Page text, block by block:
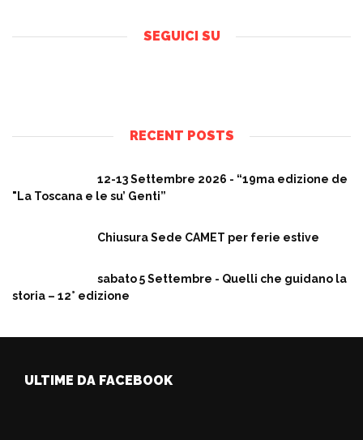
SEGUICI SU
RECENT POSTS
12-13 Settembre 2026 - “19ma edizione de
"La Toscana e le su’ Genti”
Chiusura Sede CAMET per ferie estive
sabato 5 Settembre - Quelli che guidano la
storia – 12° edizione
ULTIME DA FACEBOOK